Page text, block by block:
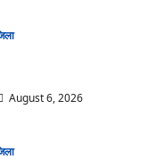
August 6, 2026